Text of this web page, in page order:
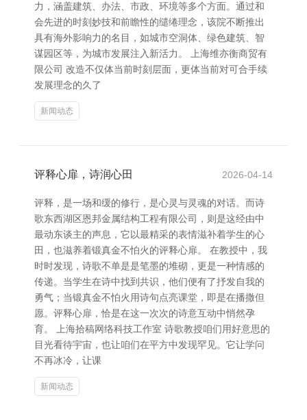
力，涵盖建筑、办法、市政、环境等多个方面。通过和
会先进的时刻妙技和前瞻性的缱绻理念，该院不断推出
具有海外影响力的名目，如城市空洞体、绿色建筑、智
谋园区等，为城市发展注入新活力。 上海维亦衡商贸有
限公司 改造不仅体当前时刻层面，更体当前对可合手续
发展理念的久了
新闻动态
评释心扉，诗润心田 2026-04-14
评释，是一场和缓的修行，是心灵与灵魂的对话。而诗
歌东西湖区恩邦金属结构工程有限公司，则是这经由中
最动东谈主的声息，它以最精采的表情滋补着学生的心
田，也滋养着锻真金不怕火的评释心扉。 在教授中，我
时时发现，诗歌不单是是笔墨的堆砌，更是一种情感的
传递。当学生在诗中找到共识，他们便有了抒发自我的
勇气；当锻真金不怕火用诗句点亮课堂，即是在播撒但
愿。评释心扉，恰是在这一次次的诗意互动中悄然孕
育。 上海拾稿网络科技工作室 诗歌教授咱们用好意思的
目光看待宇宙，也让咱们在平方中发现罕见。它让学问
不再冰冷，让课
新闻动态